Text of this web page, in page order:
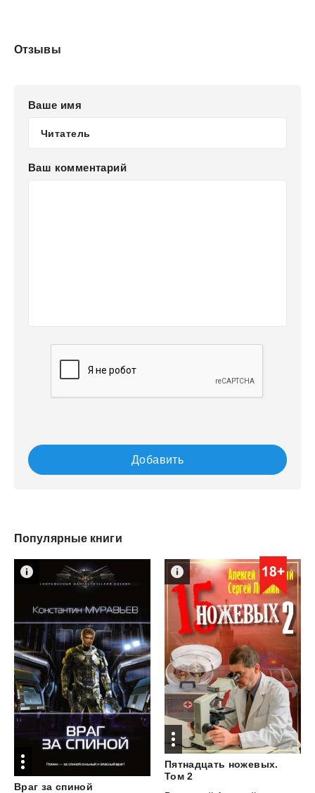
Отзывы
Ваше имя
Ваш комментарий
Добавить
Популярные книги
Враг за спиной
Пятнадцать ножевых.
Том 2